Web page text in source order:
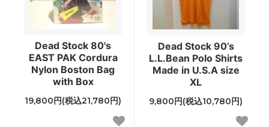
Dead Stock 80's
EAST PAK Cordura
Nylon Boston Bag
with Box
19,800円(税込21,780円)
Dead Stock 90’s
L.L.Bean Polo Shirts
Made in U.S.A size
XL
9,800円(税込10,780円)